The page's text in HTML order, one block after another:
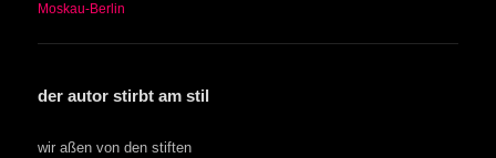
Moskau-Berlin
der autor stirbt am stil
wir aßen von den stiften